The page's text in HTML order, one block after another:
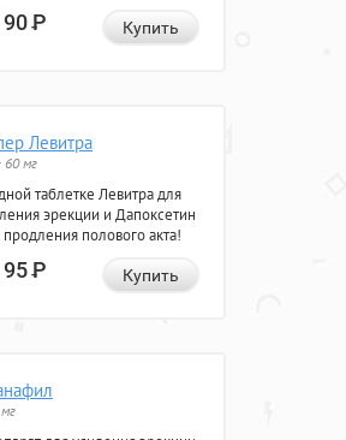
90Р Купить
Левитра
60 мг
таблетке Левитра для
эрекции и Дапоксетин
полового акта!
95Р Купить